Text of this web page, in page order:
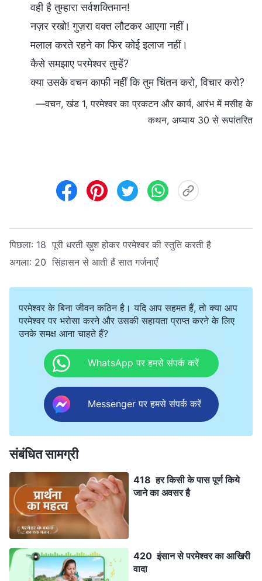
वही है तुम्हारा सर्वशक्तिमान!
नज़र रखो! गुज़रा वक्त लौटकर आएगा नहीं।
मलाल करते रहने का फिर कोई इलाज नहीं।
कैसे समझाए परमेश्वर तुम्हें?
क्या उसके वचन काफी नहीं कि तुम चिंतन करो, विचार करो?
—वचन, खंड 1, परमेश्वर का प्रकटन और कार्य, आरंभ में मसीह के
कथन, अध्याय 30 से रूपांतरित
पिछला: 18 पूरी धरती ख़ुश होकर परमेश्वर की स्तुति करती है
अगला: 20 सिंहासन से आती हैं सात गर्जनाएँ
परमेश्वर के बिना जीवन कठिन है। यदि आप सहमत हैं, तो क्या आप
परमेश्वर पर भरोसा करने और उसकी सहायता प्राप्त करने के लिए
उनके समक्ष आना चाहते हैं?
WhatsApp पर हमसे संपर्क करें
Messenger पर हमसे संपर्क करें
संबंधित सामग्री
418 हर किसी के पास पूर्ण किये
जाने का अवसर है
420 इंसान से परमेश्वर का आखिरी
वादा